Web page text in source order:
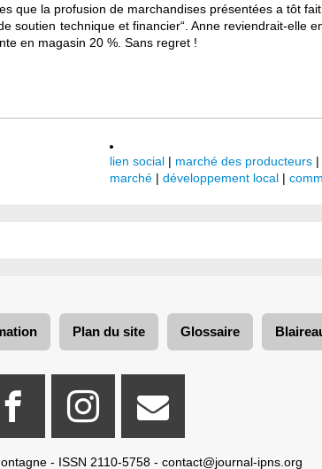
que la profusion de marchandises présentées a tôt
soutien technique et financier“. Anne reviendrait-
en magasin 20 %. Sans regret !
lien social | marché des producteurs |
marché | développement local |
Plan du site Glossaire
- ISSN 2110-5758 - contact@journal-ipns.org